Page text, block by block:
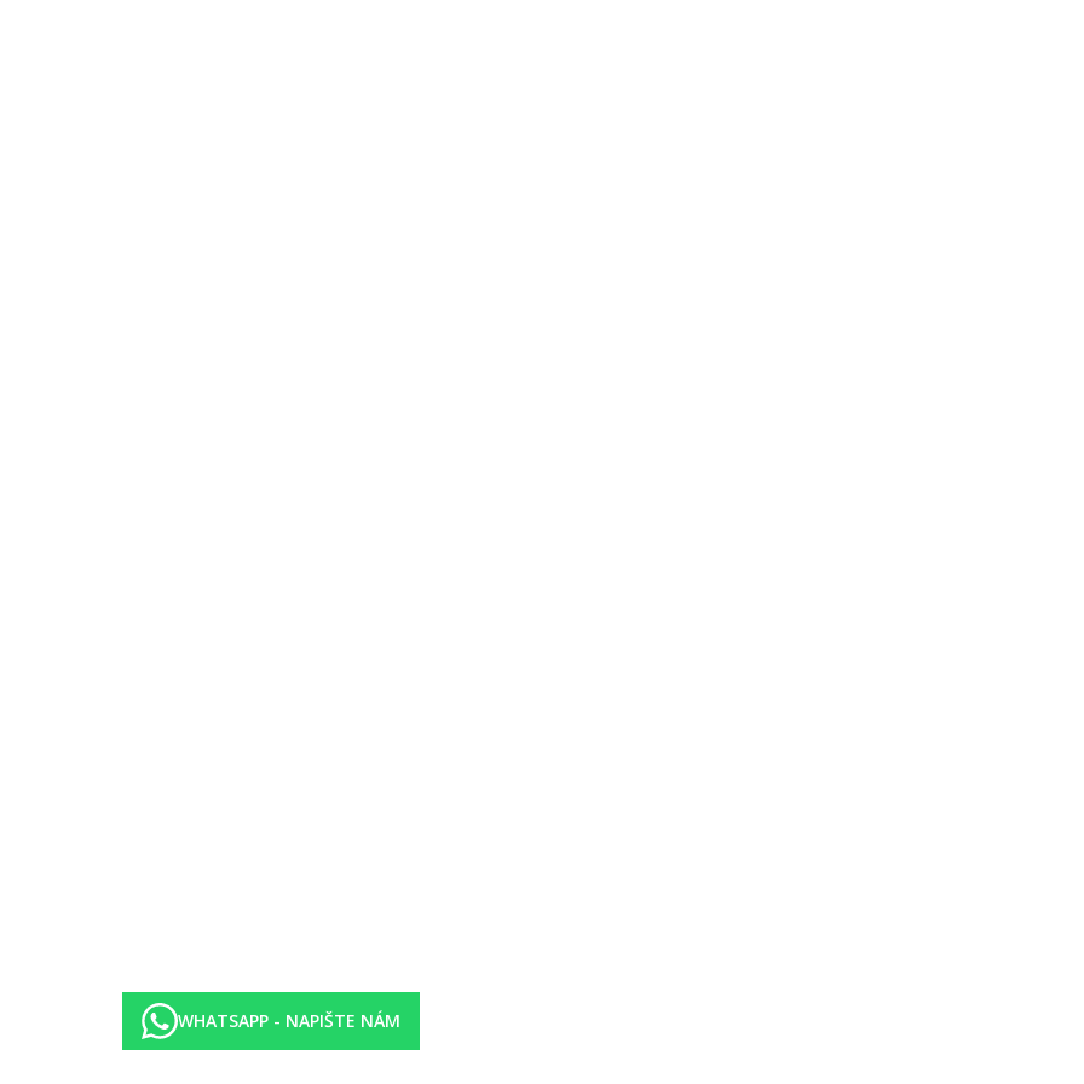
doplňován denně)
dostupnosti)
předem)
WHATSAPP - NAPIŠTE NÁM